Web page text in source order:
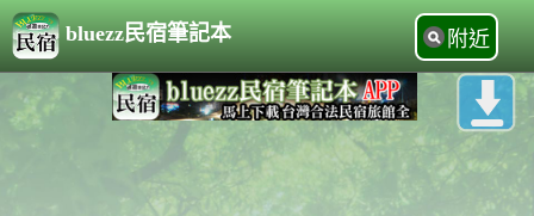
bluezz民宿筆記本 附近